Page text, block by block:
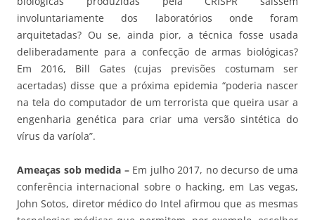
involuntariamente dos laboratórios onde foram
arquitetadas? Ou se, ainda pior, a técnica fosse usada
deliberadamente para a confecção de armas biológicas?
Em 2016, Bill Gates (cujas previsões costumam ser
acertadas) disse que a próxima epidemia “poderia nascer
na tela do computador de um terrorista que queira usar a
engenharia genética para criar uma versão sintética do
vírus da varíola”.
Ameaças sob medida –Em julho 2017, no decurso de uma
conferência internacional sobre o hacking, em Las vegas,
John Sotos, diretor médico do Intel afirmou que as mesmas